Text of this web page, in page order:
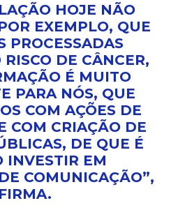
HOJE NÃO
EXEMPLO, QUE
PROCESSADAS
DE CÂNCER,
É MUITO
PARA NÓS, QUE
COM AÇÕES DE
COM CRIAÇÃO DE
DE QUE É
INVESTIR EM
COMUNICAÇÃO”,